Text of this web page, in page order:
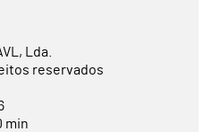
Lda.
reservados
min